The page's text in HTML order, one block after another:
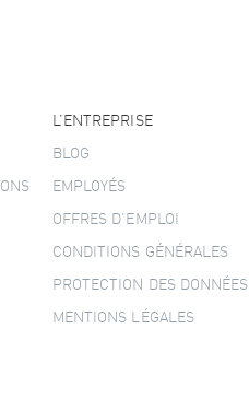
L’ENTREPRISE
BLOG
EMPLOYÉS
OFFRES D’EMPLOI
CONDITIONS GÉNÉRALES
PROTECTION DES DONNÉES
MENTIONS LÉGALES